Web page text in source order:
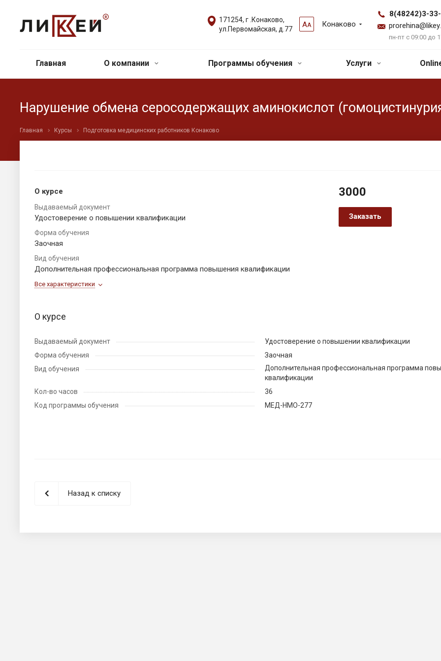
АА Конаково
8(48242)3-
пн-пт с 09:00 до
171254, г .Конаково,
ул.Первомайская, д.77
Главная О компании Программы обучения Услуги
Нарушение обмена серосодержащих аминокислот
Главная Курсы Подготовка медицинских работников Конаково
О курсе
Выдаваемый документ
Удостоверение о повышении квалификации
Форма обучения
Заочная
Вид обучения
Дополнительная профессиональная программа повышения квалификации
Все характеристики
3000
Заказать
О курсе
Выдаваемый документ
Удостоверение о повышении квалификации
Форма обучения
Заочная
Вид обучения
Дополнительная профессиональная программа
квалификации
Кол-во часов
36
Код программы обучения
МЕД-НМО-277
Назад к списку